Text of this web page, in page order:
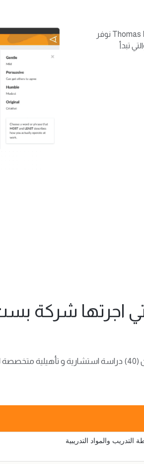
باستخدام المنهجيات والأدوات المعتمدة في شركة Thomas International نوفر
تبدأ
اجرتها شركة
وقد نفذت بست براكتس منذ العام 2007 حتى تاريخه ما يزيد عن
التدريب والمواد التدريبية